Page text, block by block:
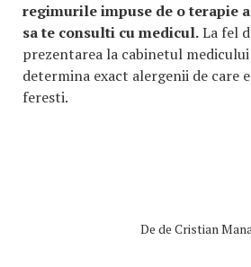
regimurile impuse de o terapie
sa te consulti cu medicul.La fel
prezentarea la cabinetul
determina exact alergenii de care
feresti.
De de Cristian